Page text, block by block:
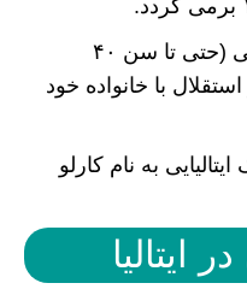
تعداد زیادی از مجرد‌های ایتالیایی (حتی تا سن ۴۰
با خانواده خود
به نام کارلو
ایتالیا